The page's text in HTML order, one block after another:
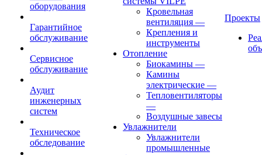
оборудования
Гарантийное
обслуживание
Сервисное
обслуживание
Аудит
инженерных
систем
Техническое
обследование
Кровельная
вентиляция —
Крепления и
инструменты
Отопление
Биокамины —
Камины
электрические —
Тепловентиляторы
—
Воздушные завесы
Увлажнители
Увлажнители
промышленные
Проекты